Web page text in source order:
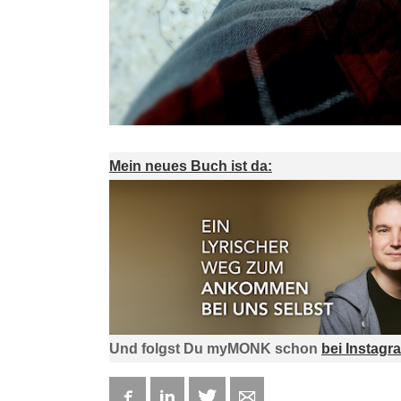
Mein neues Buch ist da:
Und folgst Du myMONK schon bei
FacebookLinkedIn Twitter